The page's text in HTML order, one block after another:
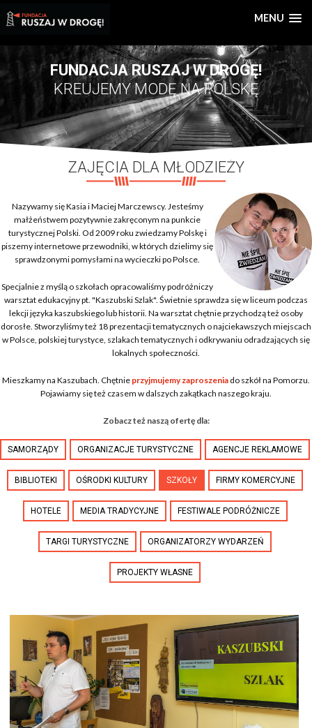
MENU
FUNDACJA RUSZAJ W DROGĘ!
KREUJEMY MODĘ NA POLSKĘ
ZAJĘCIA DLA MŁODZIEŻY
Nazywamy się Kasia i Maciej Marczewscy. Jesteśmy
małżeństwem pozytywnie zakręconym na punkcie
turystycznej Polski. Od 2009 roku zwiedzamy Polskę i
piszemy internetowe przewodniki, w których dzielimy się
sprawdzonymi pomysłami na wycieczki po Polsce.
Specjalnie z myślą o szkołach opracowaliśmy podróżniczy
warsztat edukacyjny pt. "Kaszubski Szlak". Świetnie sprawdza się w liceum podczas
lekcji języka kaszubskiego lub historii. Na warsztat chętnie przychodzą też osoby
dorosłe. Stworzyliśmy też 18 prezentacji tematycznych o najciekawszych miejscach
w Polsce, polskiej turystyce, szlakach tematycznych i odkrywaniu odradzających się
lokalnych społeczności.
Mieszkamy na Kaszubach. Chętnie przyjmujemy zaproszenia do szkół na Pomorzu.
Pojawiamy się też czasem w dalszych zakątkach naszego kraju.
Zobacz też naszą ofertę dla:
SAMORZĄDY ORGANIZACJE TURYSTYCZNE AGENCJE REKLAMOWE
BIBLIOTEKI OŚRODKI KULTURY SZKOŁY FIRMY KOMERCYJNE
HOTELE MEDIA TRADYCYJNE FESTIWALE PODRÓŻNICZE
TARGI TURYSTYCZNE ORGANIZATORZY WYDARZEŃ
PROJEKTY WŁASNE